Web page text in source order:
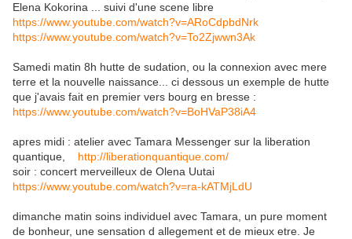
Elena Kokorina ... suivi d'une scene libre
https://www.youtube.com/watch?v=ARoCdpbdNrk
https://www.youtube.com/watch?v=To2Zjwwn3Ak
Samedi matin 8h hutte de sudation, ou la connexion avec mere
terre et la nouvelle naissance... ci dessous un exemple de hutte
que j'avais fait en premier vers bourg en bresse :
https://www.youtube.com/watch?v=BoHVaP38iA4
apres midi : atelier avec Tamara Messenger sur la liberation
quantique, http://liberationquantique.com/
soir : concert merveilleux de Olena Uutai
https://www.youtube.com/watch?v=ra-kATMjLdU
dimanche matin soins individuel avec Tamara, un pure moment
de bonheur, une sensation d allegement et de mieux etre. Je